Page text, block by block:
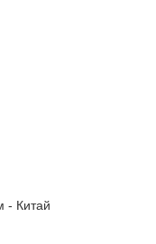
- Китай